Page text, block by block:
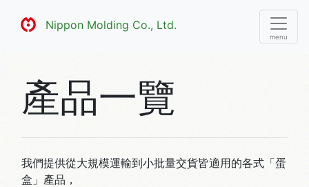
Nippon Molding Co., Ltd.
產品一覽
我們提供從大規模運輸到小批量交貨皆適用的各式「蛋
盒」產品，